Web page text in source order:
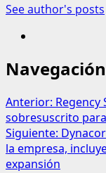
See author's posts
Anterior:
sobresuscrito
Siguiente:
la empresa,
expansión